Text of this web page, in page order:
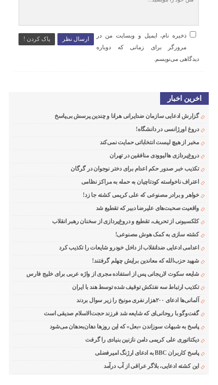
ارسال نظر پاک کردن !
ذخیره نام، ایمیل و وبسایت من در
مرورگر برای زمانی که دوباره
دیدگاهی می‌نویسم.
اخرین اخبار
گزارش ادعایی سازمان ضدایرانی هرانا و چندین پرسش بی‌پاسخ
دروغ اورژانسی در دانشگاه!
مخبر از هیچ لیست انتخاباتی حمایت نمی‌کند
دروغ‌پردازی هالیوودی منافقین در تهران
تکذیب خبر صدور حکم اعدام برای دختر نوجوان در گرگان
اعتراف ناخواسته کودتاچیان به حمله به مراکز نظامی
خواهر و برادر مصنوعی که علی کریمی کشته جا زد!
واقعیت صحبت‌های علیرضا دبیر که تقطیع شد
کلکسیونی از تحریف، تقطیع و دروغ‌پردازی از سخنان رهبر انقلاب
کشته سازی به کمک هوش مصنوعی!
اعدامی ادعایی ضدانقلاب از داخل خودرو شایعات را تکذیب کرد
شهید حزب‌الله که معاندین برایش چهلم گرفتند!
شایعه سکوت لاریجانی پس از استفاده مجری از واژه عربی برای خلیج فارس
تکذیب ارتباط سه نفتکش توقیف شده توسط هند با ایران
آلمانی‌ها ادعای ۲۰۰هزار نفری مونیخ را زیر سوال بردند
گفت‌وگو با روحانی‌ای که شایعه شد فرزند حجت‌الاسلام صدیقی است
پاسخ به شبهات سوزاندن «بعل» که این روزها دهان‌به‌دهان می‌شود
دیکتاتوری علی کریمی دامن نازنین بنیادی را گرفت
پاسخ کاربران BBC به ادعای ارژنگ امیرفضلی
این کشته ادعایی، بلاگر عراقی از آب درآمد